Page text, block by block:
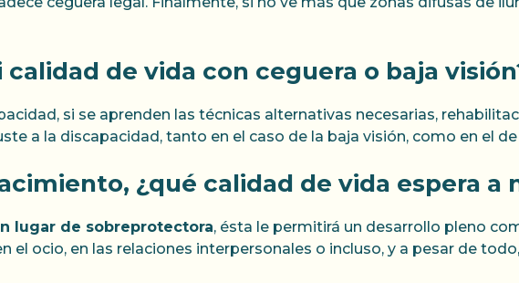
de vida con ceguera o baja
si se aprenden las técnicas alternativas necesarias,
a la discapacidad, tanto en el caso de la baja visión, como en el de
¿qué calidad de vida espera a
lugar de sobreprotectora, ésta le permitirá un desarrollo pleno
el ocio, en las relaciones interpersonales o incluso, y a pesar de